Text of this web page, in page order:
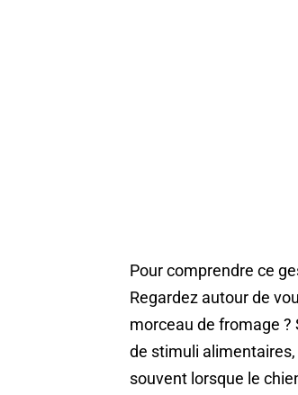
Pour comprendre ce
Regardez autour de
morceau de fromage ?
de stimuli alimentaires,
souvent lorsque le